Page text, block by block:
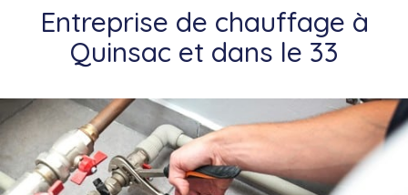
Entreprise de chauffage à
Quinsac et dans le 33